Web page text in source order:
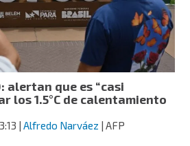
alertan que es “casi
los 1.5°C de calentamiento
|Alfredo Narváez | AFP